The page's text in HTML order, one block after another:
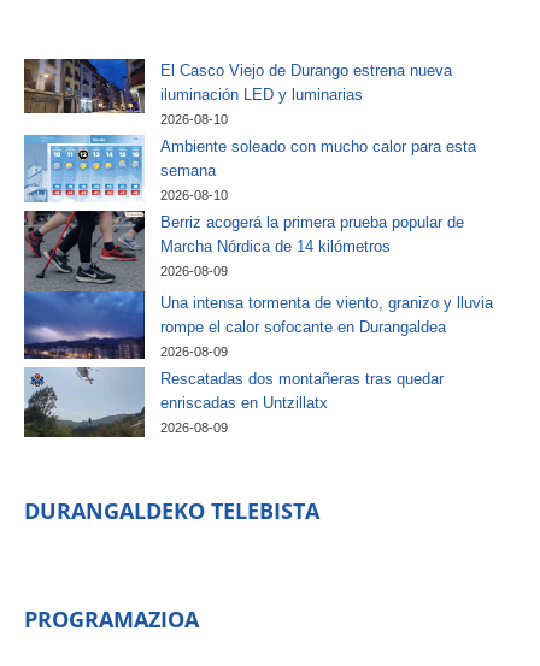
El Casco Viejo de Durango estrena nueva
iluminación LED y luminarias
2026-08-10
Ambiente soleado con mucho calor para esta
semana
2026-08-10
Berriz acogerá la primera prueba popular de
Marcha Nórdica de 14 kilómetros
2026-08-09
Una intensa tormenta de viento, granizo y lluvia
rompe el calor sofocante en Durangaldea
2026-08-09
Rescatadas dos montañeras tras quedar
enriscadas en Untzillatx
2026-08-09
DURANGALDEKO TELEBISTA
PROGRAMAZIOA